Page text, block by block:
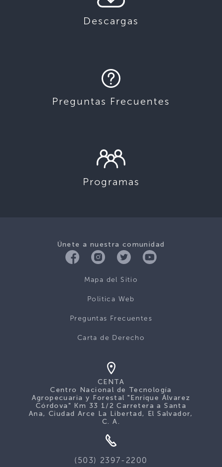
Descargas
Preguntas Frecuentes
Programas
Únete a nuestra comunidad
Mapa del Sitio
Politica Web
Preguntas Frecuentes
Carta de Derecho
CENTA
Centro Nacional de Tecnología
Agropecuaria y Forestal "Enrique Álvarez
Córdova" Km 33 1/2 Carretera a Santa
Ana, Ciudad Arce La Libertad, El Salvador,
C. A.
(503) 2397-2200